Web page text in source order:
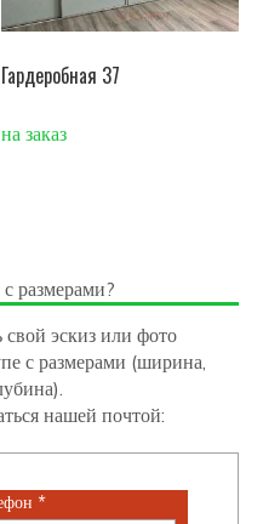
Гардеробная 37
на заказ
размерами?
эскиз или фото
с размерами (ширина,
нашей почтой:
*